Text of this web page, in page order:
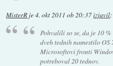
MisterR je4. okt 2011 ob 20:37izjavil:
Pohvalili so se, da je 10
dveh tednih namestilo OS
Microsoftovi fronti
potreboval 20 tednov.